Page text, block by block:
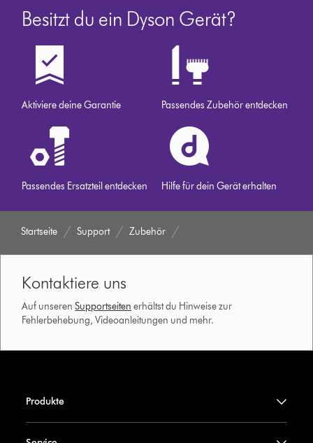
Besitzt du ein Dyson Gerät?
Aktiviere deine Garantie Passendes Zubehör entdecken
Passendes Ersatzteil entdecken Hilfe für dein Gerät erhalten
Startseite Support Zubehör
Kontaktiere uns
Auf unserenSupportseiten erhältst du Hinweise zur
Fehlerbehebung, Videoanleitungen und mehr.
Produkte